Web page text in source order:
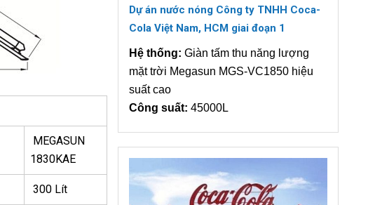
MEGASUN
1830KAE
300 Lít
Dự án nước nóng Công ty TNHH Coca-
Cola Việt Nam, HCM giai đoạn 1
Hệ thống: Giàn tấm thu năng lượng
mặt trời Megasun MGS-VC1850 hiệu
suất cao
Công suất: 45000L